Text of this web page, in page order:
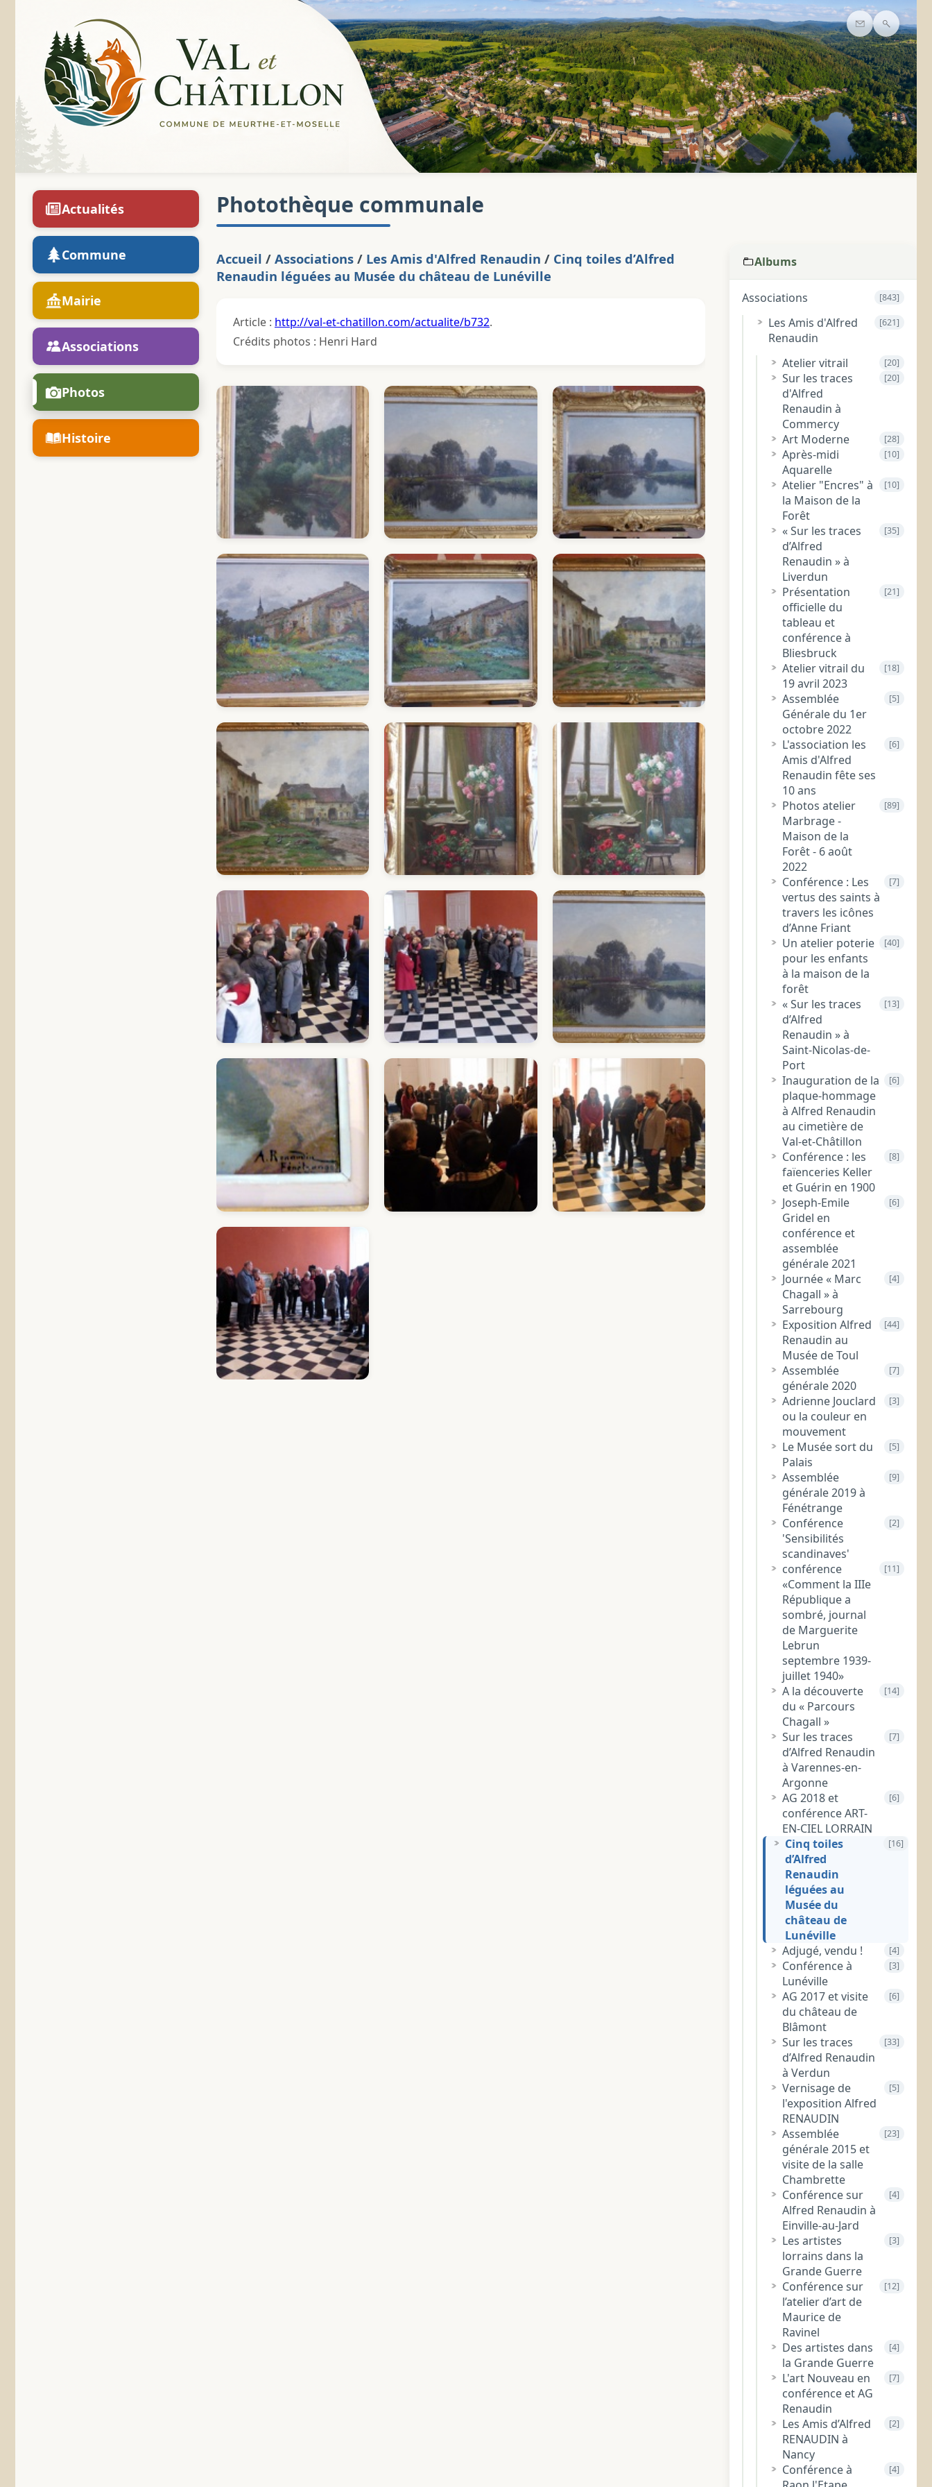
Contact
Actualités
Commune
Mairie
Associations
Photos
Histoire
Photothèque communale
Albums
Associations [843]
Les Amis d'Alfred
Renaudin
[621]
Atelier vitrail [20]
Sur les traces
d'Alfred
Renaudin à
Commercy
[20]
Art Moderne [28]
Après-midi
Aquarelle
[10]
Atelier "Encres" à
la Maison de la
Forêt
[10]
« Sur les traces
d’Alfred
Renaudin » à
Liverdun
[35]
Présentation
officielle du
tableau et
conférence à
Bliesbruck
[21]
Atelier vitrail du
19 avril 2023
[18]
Assemblée
Générale du 1er
octobre 2022
[5]
L'association les
Amis d'Alfred
Renaudin fête ses
10 ans
[6]
Photos atelier
Marbrage -
Maison de la
Forêt - 6 août
2022
[89]
Conférence : Les
vertus des saints à
travers les icônes
d’Anne Friant
[7]
Un atelier poterie
pour les enfants
à la maison de la
forêt
[40]
« Sur les traces
d’Alfred
Renaudin » à
Saint-Nicolas-de-
Port
[13]
Inauguration de la
plaque-hommage
à Alfred Renaudin
au cimetière de
Val-et-Châtillon
[6]
Conférence : les
faïenceries Keller
et Guérin en 1900
[8]
Joseph-Emile
Gridel en
conférence et
assemblée
générale 2021
[6]
Journée « Marc
Chagall » à
Sarrebourg
[4]
Exposition Alfred
Renaudin au
Musée de Toul
[44]
Assemblée
générale 2020
[7]
Adrienne Jouclard
ou la couleur en
mouvement
[3]
Le Musée sort du
Palais
[5]
Assemblée
générale 2019 à
Fénétrange
[9]
Conférence
'Sensibilités
scandinaves'
[2]
conférence
«Comment la IIIe
République a
sombré, journal
de Marguerite
Lebrun
septembre 1939-
juillet 1940»
[11]
A la découverte
du « Parcours
Chagall »
[14]
Sur les traces
d’Alfred Renaudin
à Varennes-en-
Argonne
[7]
AG 2018 et
conférence ART-
EN-CIEL LORRAIN
[6]
Cinq toiles
d’Alfred
Renaudin
léguées au
Musée du
château de
Lunéville
[16]
Adjugé, vendu ! [4]
Conférence à
Lunéville
[3]
AG 2017 et visite
du château de
Blâmont
[6]
Sur les traces
d’Alfred Renaudin
à Verdun
[33]
Vernisage de
l'exposition Alfred
RENAUDIN
[5]
Assemblée
générale 2015 et
visite de la salle
Chambrette
[23]
Conférence sur
Alfred Renaudin à
Einville-au-Jard
[4]
Les artistes
lorrains dans la
Grande Guerre
[3]
Conférence sur
l’atelier d’art de
Maurice de
Ravinel
[12]
Des artistes dans
la Grande Guerre
[4]
L'art Nouveau en
conférence et AG
Renaudin
[7]
Les Amis d’Alfred
RENAUDIN à
Nancy
[2]
Conférence à
[4]
Accueil / Associations / Les Amis d'Alfred Renaudin / Cinq toiles d’Alfred
Renaudin léguées au Musée du château de Lunéville
Article : http://val-et-chatillon.com/actualite/b732.
Crédits photos : Henri Hard